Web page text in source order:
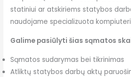
statiniui ar atskiriems statybos
naudojame specializuota
Galime pasiūlyti šias sąmatos
Sąmatos sudarymas bei tikrinimas
Atliktų statybos darbų aktų